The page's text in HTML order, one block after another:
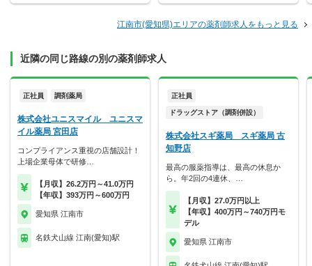
江南市(愛知県)エリアの薬剤師求人をもっと見る
近隣の同じ路線の別の薬剤師求人
正社員 調剤薬局
株式会社ユニスマイル ユニスマ
イル薬局 宮田店
コンプライアンス重視の店舗設計！
上場企業母体で研修…
【月収】26.2万円～41.0万円
【年収】393万円～600万円
愛知県 江南市
名鉄犬山線 江南(愛知)駅
正社員
ドラッグストア（調剤併設）
株式会社スギ薬局 スギ薬局 古
知野店
最高の服薬指導は、最高の休息か
ら。年2回の4連休、…
【月収】27.0万円以上
【年収】400万円～740万円モ
デル
愛知県 江南市